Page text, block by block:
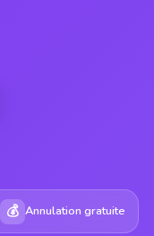
💰 Annulation gratuite